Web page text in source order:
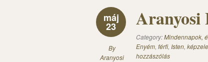
máj
23
By
Aranyosi
Aranyosi
Category:Mindennapok,
Enyém, férfi, Isten,
hozzászólás